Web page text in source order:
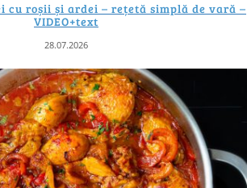
cu roșii și ardei – rețetă simplă de vară –
VIDEO+text
28.07.2026